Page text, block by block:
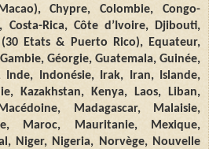
Chypre, Colombie, Congo-
Costa-Rica, Côte d’Ivoire, Djibouti,
(30 Etats & Puerto Rico), Equateur,
Géorgie, Guatemala, Guinée,
Inde, Indonésie, Irak, Iran, Islande,
Kazakhstan, Kenya, Laos, Liban,
Madagascar, Malaisie,
Maroc, Mauritanie, Mexique,
Niger, Nigeria, Norvège, Nouvelle